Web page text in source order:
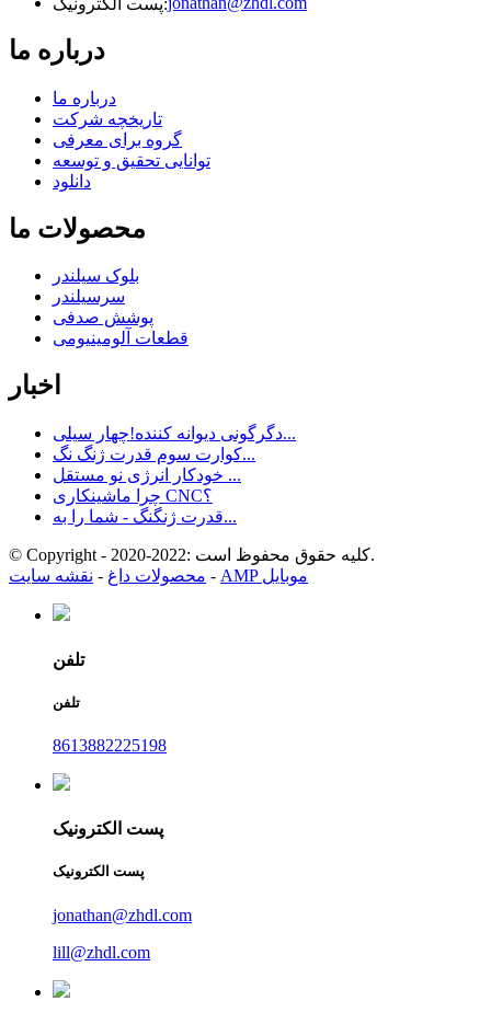
درباره ما
درباره ما
تاریخچه شرکت
گروه برای معرفی
توانایی تحقیق و توسعه
دانلود
محصولات ما
بلوک سیلندر
سرسیلندر
پوشش صدفی
قطعات آلومینیومی
اخبار
دگرگونی دیوانه کننده!چهار سیلی...
کوارت سوم قدرت ژنگ نگ...
خودکار انرژی نو مستقل ...
چرا ماشینکاری CNC؟
قدرت ژنگنگ - شما را به...
© Copyright - 2020-2022: کلیه حقوق محفوظ است.
محصولات داغ - نقشه سایت - AMP موبایل
تلفن
تلفن
8613882225198
پست الکترونیک
پست الکترونیک
jonathan@zhdl.com
lill@zhdl.com